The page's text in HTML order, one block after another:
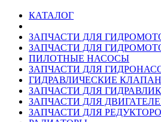
КАТАЛОГ
ЗАПЧАСТИ ДЛЯ
ЗАПЧАСТИ ДЛЯ
ПИЛОТНЫЕ НАСОСЫ
ЗАПЧАСТИ ДЛЯ
ГИДРАВЛИЧЕСКИЕ
ЗАПЧАСТИ ДЛЯ
ЗАПЧАСТИ ДЛЯ
ЗАПЧАСТИ ДЛЯ